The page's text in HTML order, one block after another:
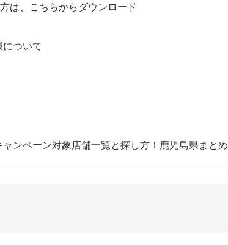
は、こちらからダウンロード
ついて
ャンペーン対象店舗一覧と探し方！鹿児島県まとめ